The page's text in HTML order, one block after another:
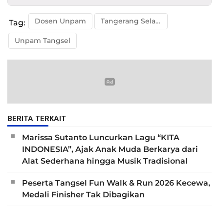
Tag: Dosen Unpam Tangerang Selatan
Unpam Tangsel
BERITA TERKAIT
Marissa Sutanto Luncurkan Lagu “KITA
INDONESIA”, Ajak Anak Muda Berkarya dari
Alat Sederhana hingga Musik Tradisional
Peserta Tangsel Fun Walk & Run 2026 Kecewa,
Medali Finisher Tak Dibagikan